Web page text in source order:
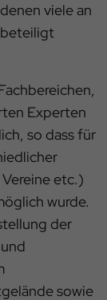
viele an
Experten
so dass für
etc.)
wurde.
der
sowie